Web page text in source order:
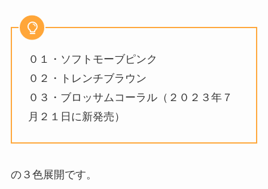
０１・ソフトモーブピンク
０２・トレンチブラウン
０３・ブロッサムコーラル（２０２３年７
月２１日に新発売）
の３色展開です。